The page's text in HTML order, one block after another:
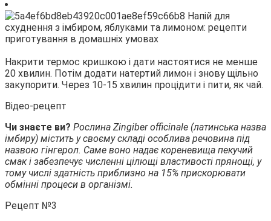
Накрити термос кришкою і дати настоятися не менше
20 хвилин. Потім додати натертий лимон і знову щільно
закупорити. Через 10-15 хвилин процідити і пити, як чай.
Відео-рецепт
Чи знаєте ви? Рослина Zingiber officinаle (латинська назва
імбиру) містить у своєму складі особлива речовина під
назвою гінгерол. Саме воно надає кореневища пекучий
смак і забезпечує численні цілющі властивості прянощі, у
тому числі здатність приблизно на 15% прискорювати
обмінні процеси в організмі.
Рецепт №3